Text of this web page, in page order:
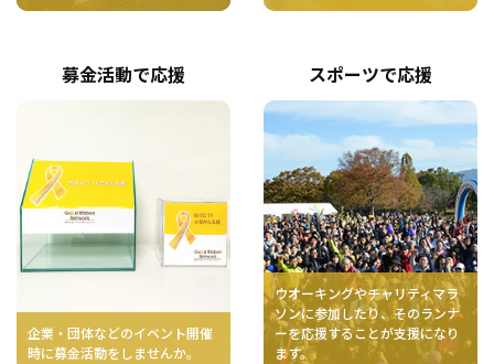
募金活動で応援
企業・団体などのイベント開催
時に募金活動をしませんか。
スポーツで応援
ウオーキングやチャリティマラ
ソンに参加したり、そのランナ
ーを応援することが支援になり
ます。